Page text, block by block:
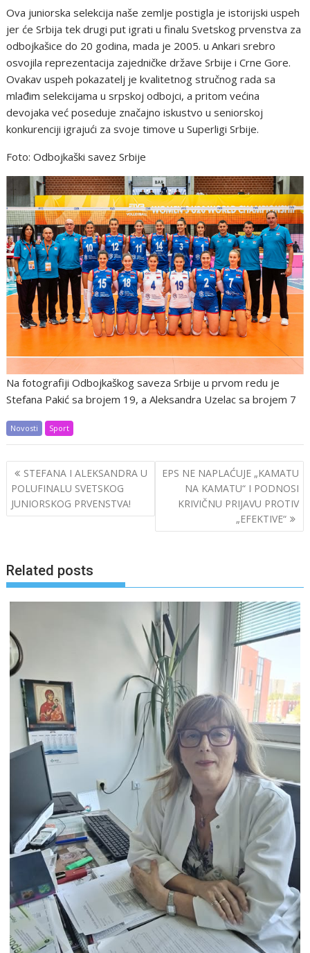
Ova juniorska selekcija naše zemlje postigla je istorijski uspeh
jer će Srbija tek drugi put igrati u finalu Svetskog prvenstva za
odbojkašice do 20 godina, mada je 2005. u Ankari srebro
osvojila reprezentacija zajedničke države Srbije i Crne Gore.
Ovakav uspeh pokazatelj je kvalitetnog stručnog rada sa
mlađim selekcijama u srpskoj odbojci, a pritom većina
devojaka već poseduje značajno iskustvo u seniorskoj
konkurenciji igrajući za svoje timove u Superligi Srbije.
Foto: Odbojkaški savez Srbije
Na fotografiji Odbojkaškog saveza Srbije u prvom redu je
Stefana Pakić sa brojem 19, a Aleksandra Uzelac sa brojem 7
Novosti Sport
Post
navigation
STEFANA I ALEKSANDRA U
POLUFINALU SVETSKOG
JUNIORSKOG PRVENSTVA!
EPS NE NAPLAĆUJE „KAMATU
NA KAMATU“ I PODNOSI
KRIVIČNU PRIJAVU PROTIV
„EFEKTIVE“
Related posts